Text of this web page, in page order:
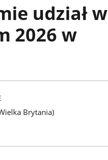
udział w
2026 w
Brytania)